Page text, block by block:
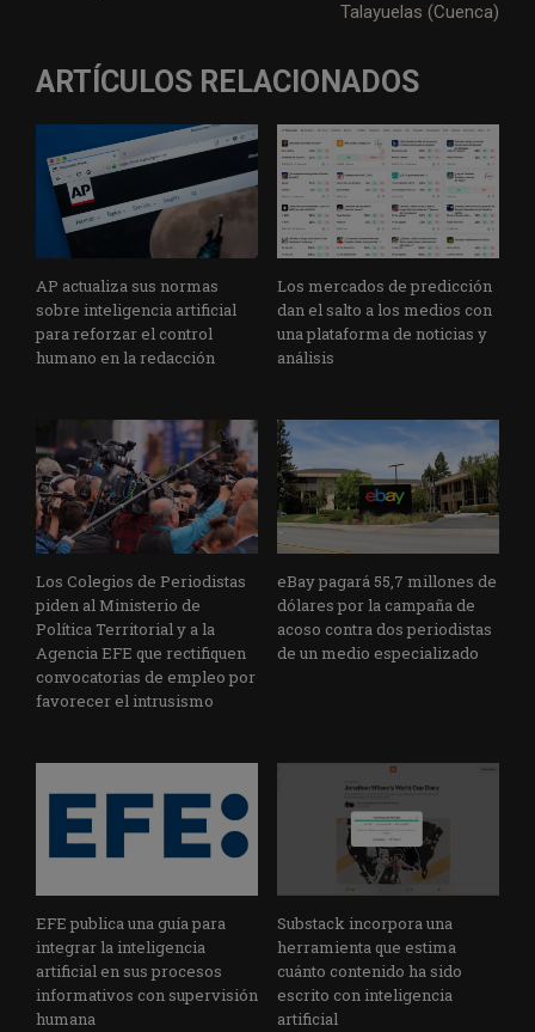
Talayuelas (Cuenca)
ARTÍCULOS RELACIONADOS
AP actualiza sus normas
sobre inteligencia artificial
para reforzar el control
humano en la redacción
Los mercados de predicción
dan el salto a los medios con
una plataforma de noticias y
análisis
Los Colegios de Periodistas
piden al Ministerio de
Política Territorial y a la
Agencia EFE que rectifiquen
convocatorias de empleo por
favorecer el intrusismo
eBay pagará 55,7 millones de
dólares por la campaña de
acoso contra dos periodistas
de un medio especializado
EFE publica una guía para
integrar la inteligencia
artificial en sus procesos
informativos con supervisión
humana
Substack incorpora una
herramienta que estima
cuánto contenido ha sido
escrito con inteligencia
artificial